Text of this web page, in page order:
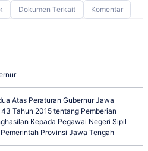
Dokumen Terkait Komentar
Atas Peraturan Gubernur Jawa
Tahun 2015 tentang Pemberian
Kepada Pegawai Negeri Sipil
Provinsi Jawa Tengah